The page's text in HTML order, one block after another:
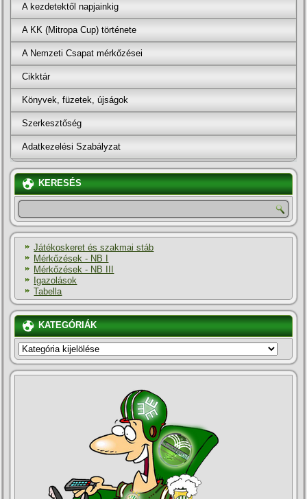
A kezdetektől napjainkig
A KK (Mitropa Cup) története
A Nemzeti Csapat mérkőzései
Cikktár
Könyvek, füzetek, újságok
Szerkesztőség
Adatkezelési Szabályzat
KERESÉS
Játékoskeret és szakmai stáb
Mérkőzések - NB I
Mérkőzések - NB III
Igazolások
Tabella
KATEGÓRIÁK
KATEGÓRIÁK